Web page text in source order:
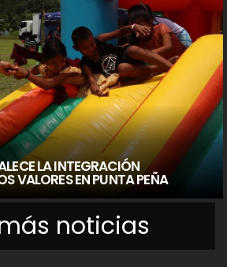
LA INTEGRACIÓN
VALORES EN PUNTA PEÑA
noticias